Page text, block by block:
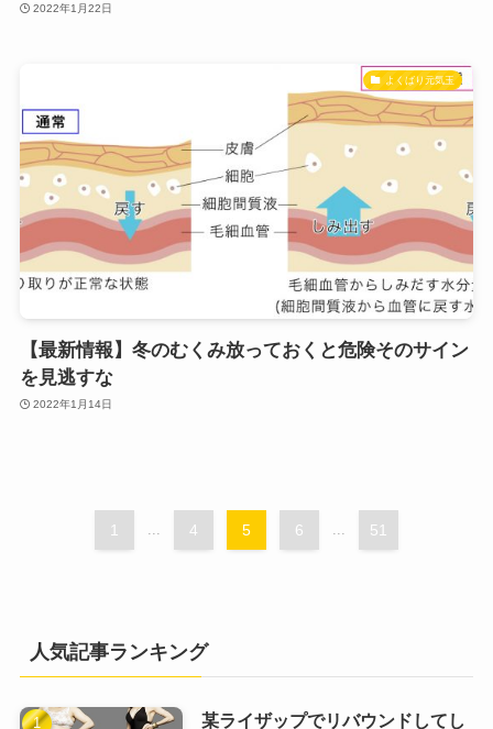
2022年1月22日
よくばり元気玉
【最新情報】冬のむくみ放っておくと危険そのサイン
を見逃すな
2022年1月14日
1 4 5 6 51
人気記事ランキング
某ライザップでリバウンドしてし